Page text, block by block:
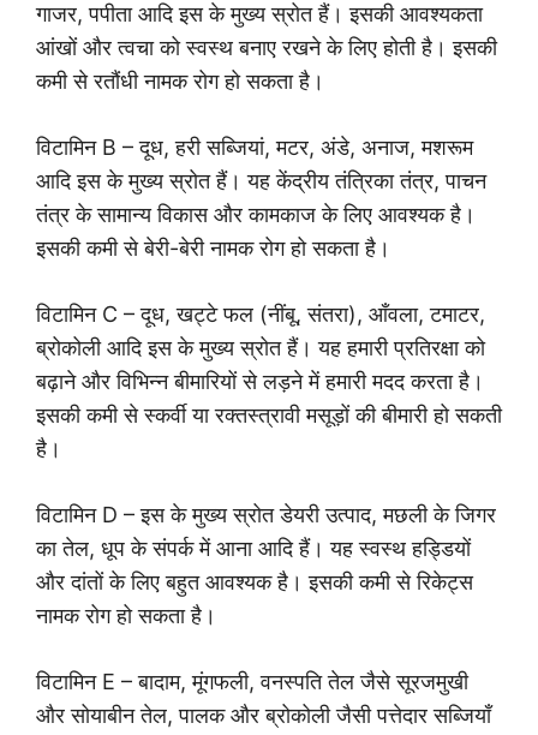
गाजर, पपीता आदि इस के मुख्य स्रोत हैं। इसकी आवश्यकता
आंखों और त्वचा को स्वस्थ बनाए रखने के लिए होती है। इसकी
कमी से रतौंधी नामक रोग हो सकता है।
विटामिन B – दूध, हरी सब्जियां, मटर, अंडे, अनाज, मशरूम
आदि इस के मुख्य स्रोत हैं। यह केंद्रीय तंत्रिका तंत्र, पाचन
तंत्र के सामान्य विकास और कामकाज के लिए आवश्यक है।
इसकी कमी से बेरी-बेरी नामक रोग हो सकता है।
विटामिन C – दूध, खट्टे फल (नींबू, संतरा), आँवला, टमाटर,
ब्रोकोली आदि इस के मुख्य स्रोत हैं। यह हमारी प्रतिरक्षा को
बढ़ाने और विभिन्न बीमारियों से लड़ने में हमारी मदद करता है।
इसकी कमी से स्कर्वी या रक्तस्त्रावी मसूड़ों की बीमारी हो सकती
है।
विटामिन D – इस के मुख्य स्रोत डेयरी उत्पाद, मछली के जिगर
का तेल, धूप के संपर्क में आना आदि हैं। यह स्वस्थ हड्डियों
और दांतों के लिए बहुत आवश्यक है। इसकी कमी से रिकेट्स
नामक रोग हो सकता है।
विटामिन E – बादाम, मूंगफली, वनस्पति तेल जैसे सूरजमुखी
और सोयाबीन तेल, पालक और ब्रोकोली जैसी पत्तेदार सब्जियाँ